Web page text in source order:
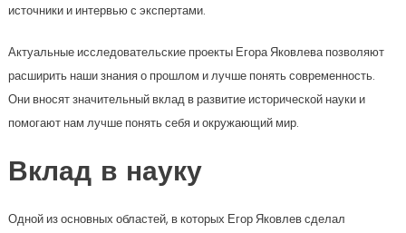
источники и интервью с экспертами.
Актуальные исследовательские проекты Егора Яковлева позволяют
расширить наши знания о прошлом и лучше понять современность.
Они вносят значительный вклад в развитие исторической науки и
помогают нам лучше понять себя и окружающий мир.
Вклад в науку
Одной из основных областей, в которых Егор Яковлев сделал